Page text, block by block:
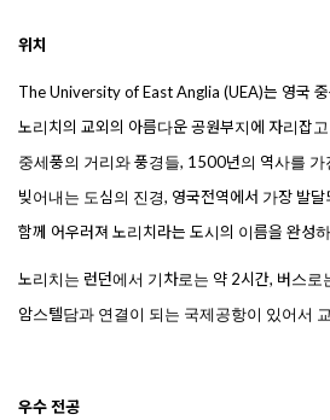
위치
The University of East Anglia (UEA)는 영국
노리치의 교외의 아름다운공원부지에 자리잡고
중세풍의 거리와풍경들, 1500년의 역사를 가
빚어내는 도심의 진경, 영국전역에서 가장 발달
함께 어우러져 노리치라는 도시의 이름을 완성
노리치는 런던에서 기차로는 약 2시간, 버스로
암스텔담과 연결이 되는 국제공항이 있어서
우수전공